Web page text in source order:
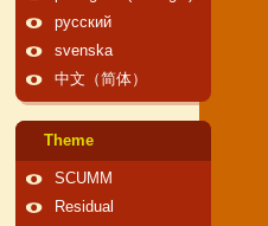
русский
svenska
中文（简体）
Theme
SCUMM
Residual